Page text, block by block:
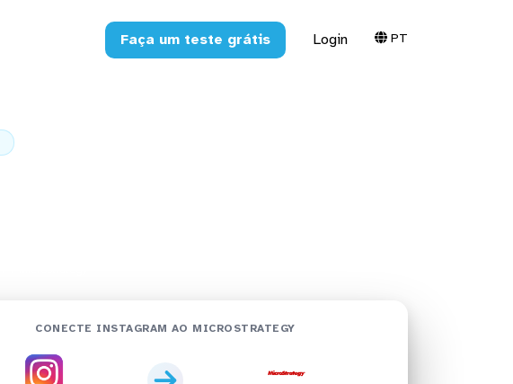
Faça um teste grátis Login PT
CONECTE INSTAGRAM AO MICROSTRATEGY